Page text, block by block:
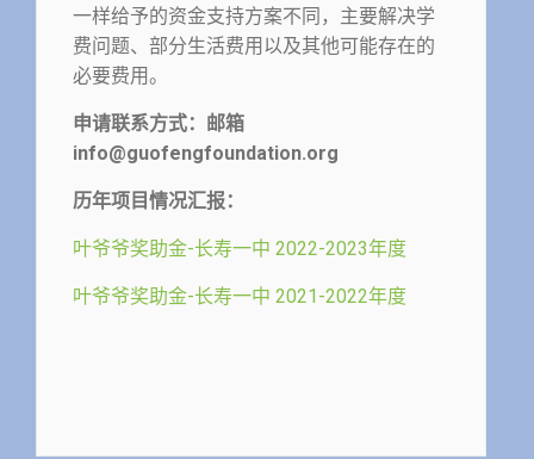
一样给予的资金支持方案不同，主要解决学
费问题、部分生活费用以及其他可能存在的
必要费用。
申请联系方式：邮箱
info@guofengfoundation.org
历年项目情况汇报：
叶爷爷奖助金-长寿一中 2022-2023年度
叶爷爷奖助金-长寿一中 2021-2022年度